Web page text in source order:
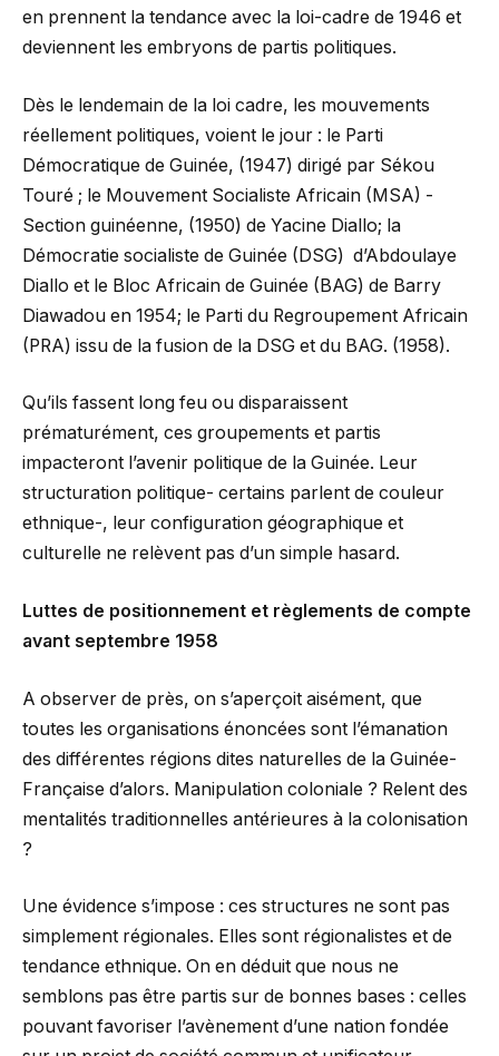
en prennent la tendance avec la loi-cadre de 1946 et
deviennent les embryons de partis politiques.
Dès le lendemain de la loi cadre, les mouvements
réellement politiques, voient le jour : le Parti
Démocratique de Guinée, (1947) dirigé par Sékou
Touré ; le Mouvement Socialiste Africain (MSA) -
Section guinéenne, (1950) de Yacine Diallo; la
Démocratie socialiste de Guinée (DSG) d’Abdoulaye
Diallo et le Bloc Africain de Guinée (BAG) de Barry
Diawadou en 1954; le Parti du Regroupement Africain
(PRA) issu de la fusion de la DSG et du BAG. (1958).
Qu’ils fassent long feu ou disparaissent
prématurément, ces groupements et partis
impacteront l’avenir politique de la Guinée. Leur
structuration politique- certains parlent de couleur
ethnique-, leur configuration géographique et
culturelle ne relèvent pas d’un simple hasard.
Luttes de positionnement et règlements de compte
avant septembre 1958
A observer de près, on s’aperçoit aisément, que
toutes les organisations énoncées sont l’émanation
des différentes régions dites naturelles de la Guinée-
Française d’alors. Manipulation coloniale ? Relent des
mentalités traditionnelles antérieures à la colonisation
?
Une évidence s’impose : ces structures ne sont pas
simplement régionales. Elles sont régionalistes et de
tendance ethnique. On en déduit que nous ne
semblons pas être partis sur de bonnes bases : celles
pouvant favoriser l’avènement d’une nation fondée